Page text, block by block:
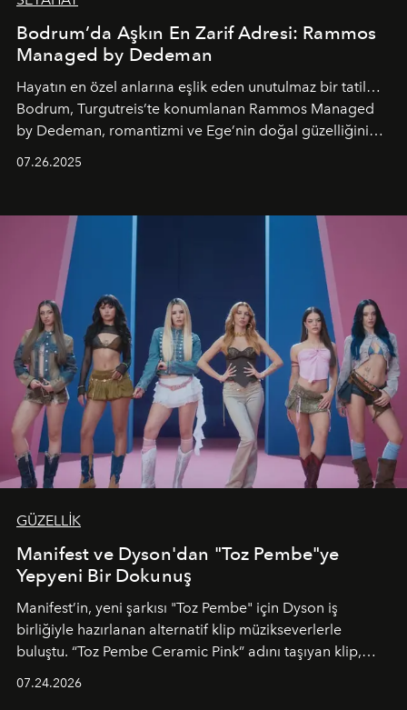
Bodrum’da Aşkın En Zarif Adresi: Rammos
Managed by Dedeman
Hayatın en özel anlarına eşlik eden unutulmaz bir tatil…
Bodrum, Turgutreis’te konumlanan Rammos Managed
by Dedeman, romantizmi ve Ege’nin doğal güzelliğini
07.26.2025
GÜZELLİK
Manifest ve Dyson'dan "Toz Pembe"ye
Yepyeni Bir Dokunuş
Manifest’in, yeni şarkısı "Toz Pembe" için Dyson iş
birliğiyle hazırlanan alternatif klip müzikseverlerle
buluştu. “Toz Pembe Ceramic Pink” adını taşıyan klip,
07.24.2026